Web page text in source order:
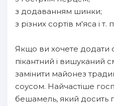
з додаванням шинки;
з різних сортів м'яса і т.
Якщо ви хочете додати
пікантний і вишуканий
замінити майонез
соусом. Найчастіше
бешамель, який досить